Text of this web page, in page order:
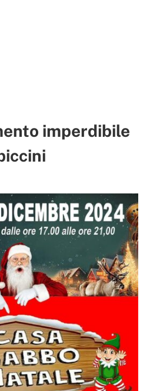
imperdibile